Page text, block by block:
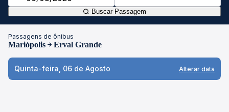
Buscar Passagem
Passagens de ônibus
Mariópolis Erval Grande
Quinta-feira, 06 de Agosto Alterar data